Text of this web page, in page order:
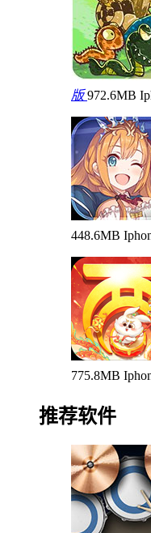
版 972.6MB
448.6MB
775.8MB
推荐软件